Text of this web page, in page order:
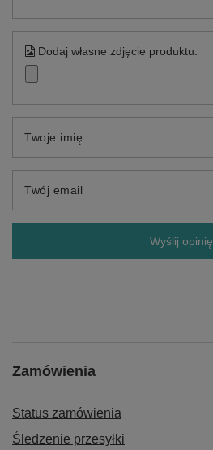
Dodaj własne zdjęcie produktu:
Twoje imię
Twój email
Wyślij opinię
Zamówienia
Status zamówienia
Śledzenie przesyłki